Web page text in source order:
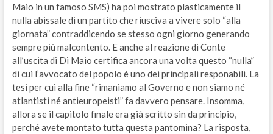
Maio in un famoso SMS) ha poi mostrato plasticamente il
nulla abissale di un partito che riusciva a vivere solo “alla
giornata” contraddicendo se stesso ogni giorno generando
sempre più malcontento. E anche al reazione di Conte
all’uscita di Di Maio certifica ancora una volta questo “nulla”
di cui l’avvocato del popolo è uno dei principali responabili. La
tesi per cui alla fine “rimaniamo al Governo e non siamo né
atlantisti né antieuropeisti” fa davvero pensare. Insomma,
allora se il capitolo finale era già scritto sin da principio,
perché avete montato tutta questa pantomina? La risposta,